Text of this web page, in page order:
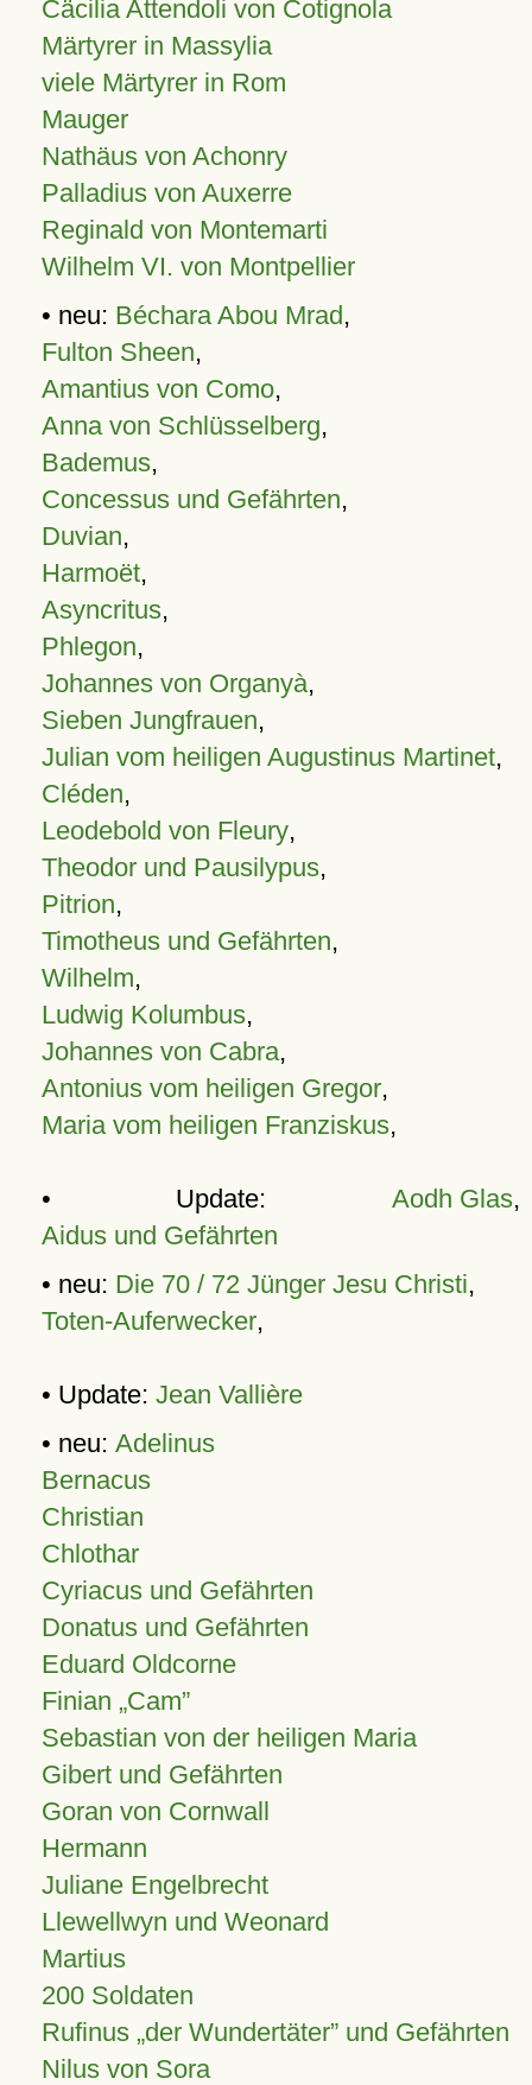
Cäcilia Attendoli von Cotignola
Märtyrer in Massylia
viele Märtyrer in Rom
Mauger
Nathäus von Achonry
Palladius von Auxerre
Reginald von Montemarti
Wilhelm VI. von Montpellier
• neu: Béchara Abou Mrad,
Fulton Sheen,
Amantius von Como,
Anna von Schlüsselberg,
Bademus,
Concessus und Gefährten,
Duvian,
Harmoët,
Asyncritus,
Phlegon,
Johannes von Organyà,
Sieben Jungfrauen,
Julian vom heiligen Augustinus Martinet,
Cléden,
Leodebold von Fleury,
Theodor und Pausilypus,
Pitrion,
Timotheus und Gefährten,
Wilhelm,
Ludwig Kolumbus,
Johannes von Cabra,
Antonius vom heiligen Gregor,
Maria vom heiligen Franziskus,
• Update: Aodh Glas,
Aidus und Gefährten
• neu: Die 70 / 72 Jünger Jesu Christi,
Toten-Auferwecker,
• Update: Jean Vallière
• neu: Adelinus
Bernacus
Christian
Chlothar
Cyriacus und Gefährten
Donatus und Gefährten
Eduard Oldcorne
Finian Cam
Sebastian von der heiligen Maria
Gibert und Gefährten
Goran von Cornwall
Hermann
Juliane Engelbrecht
Llewellwyn und Weonard
Martius
200 Soldaten
Rufinus „der Wundertäter” und Gefährten
Nilus von Sora